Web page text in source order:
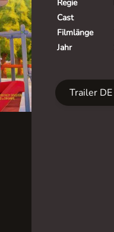
Regie
Cast
Filmlänge
Jahr
Trailer DE